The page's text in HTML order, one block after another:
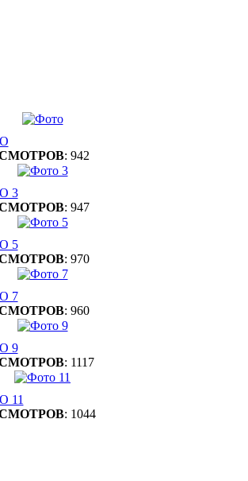
: 942
3
: 947
5
: 970
7
: 960
9
: 1117
11
: 1044